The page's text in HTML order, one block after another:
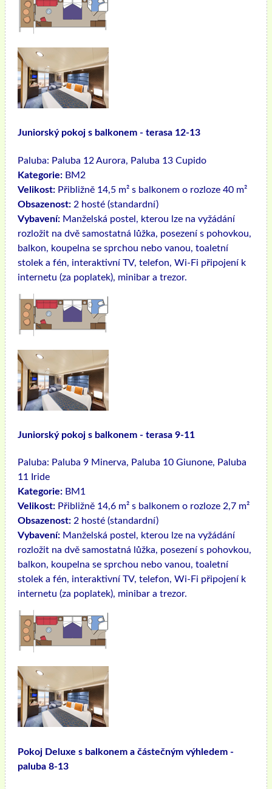
Juniorský pokoj s balkonem - terasa 12-13
Paluba: Paluba 12 Aurora, Paluba 13 Cupido
Kategorie: BM2
Velikost: Přibližně 14,5 m² s balkonem o rozloze 40 m²
Obsazenost: 2 hosté (standardní)
Vybavení: Manželská postel, kterou lze na vyžádání
rozložit na dvě samostatná lůžka, posezení s pohovkou,
balkon, koupelna se sprchou nebo vanou, toaletní
stolek a fén, interaktivní TV, telefon, Wi-Fi připojení k
internetu (za poplatek), minibar a trezor.
Juniorský pokoj s balkonem - terasa 9-11
Paluba: Paluba 9 Minerva, Paluba 10 Giunone, Paluba
11 Iride
Kategorie: BM1
Velikost: Přibližně 14,6 m² s balkonem o rozloze 2,7 m²
Obsazenost: 2 hosté (standardní)
Vybavení: Manželská postel, kterou lze na vyžádání
rozložit na dvě samostatná lůžka, posezení s pohovkou,
balkon, koupelna se sprchou nebo vanou, toaletní
stolek a fén, interaktivní TV, telefon, Wi-Fi připojení k
internetu (za poplatek), minibar a trezor.
Pokoj Deluxe s balkonem a částečným výhledem -
paluba 8-13